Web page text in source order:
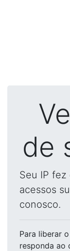
de
Seu IP
acessos
conosco.
Para liberar
responda ao